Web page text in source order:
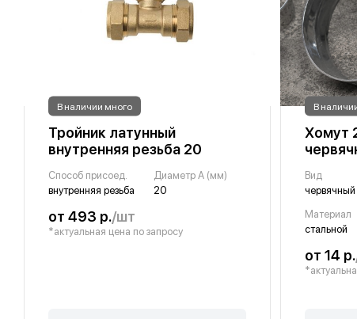
В наличии много
Тройник латунный
внутренняя резьба 20
Способ присоед.
внутренняя резьба
Диаметр A (мм)
20
от 493 р./шт
*актуальная цена по запросу
В
Хомут
Вид
червячный
Материал
стальной
от 14 р.